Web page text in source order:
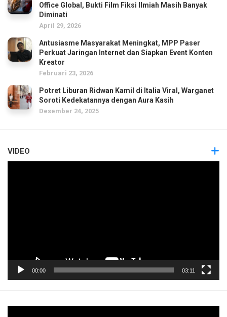
Office Global, Bukti Film Fiksi Ilmiah Masih Banyak
Diminati
April 29, 2026
Antusiasme Masyarakat Meningkat, MPP Paser
Perkuat Jaringan Internet dan Siapkan Event Konten
Kreator
Februari 23, 2026
Potret Liburan Ridwan Kamil di Italia Viral, Warganet
Soroti Kedekatannya dengan Aura Kasih
Desember 24, 2025
VIDEO
00:00 03:11